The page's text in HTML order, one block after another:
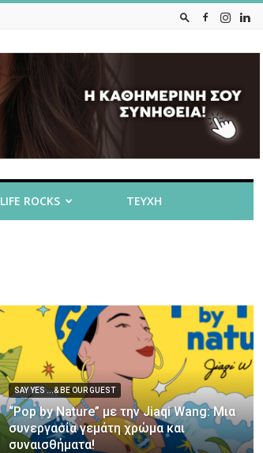
LIFE ROCKS ΤΕΥΧΗ
SAY YES ...& BE OUR GUEST
“Pop by Nature” με την Jiaqi Wang: Μια
συνεργασία γεμάτη χρώμα και
συναισθήματα!